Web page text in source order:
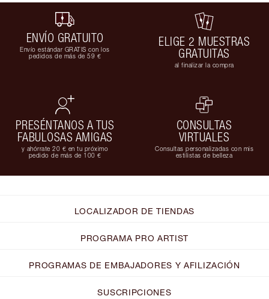
ENVÍO GRATUITO
Envío estándar GRATIS con los
pedidos de más de 59 €
ELIGE 2 MUESTRAS
GRATUITAS
al finalizar la compra
PRESÉNTANOS A TUS
FABULOSAS AMIGAS
y ahórrate 20 € en tu próximo
pedido de más de 100 €
CONSULTAS
VIRTUALES
Consultas personalizadas con mis
estilistas de belleza
LOCALIZADOR DE TIENDAS
PROGRAMA PRO ARTIST
PROGRAMAS DE EMBAJADORES Y AFILIZACIÓN
SUSCRIPCIONES